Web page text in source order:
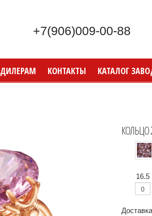
+7(906)009-00-88
ДИЛЕРАМ КОНТАКТЫ КАТАЛОГ
КОЛЬЦО
16.5